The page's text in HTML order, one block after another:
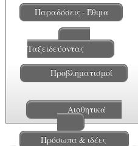
Παραδόσεις - Έθιμα
Ταξειδεύοντας
Προβληματισμοί
Αισθητικά
Πρόσωπα & ιδέες